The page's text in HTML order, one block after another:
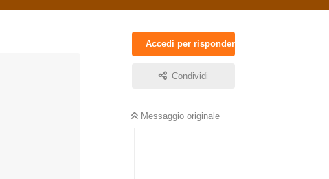
Accedi per rispondere
Condividi
Messaggio originale